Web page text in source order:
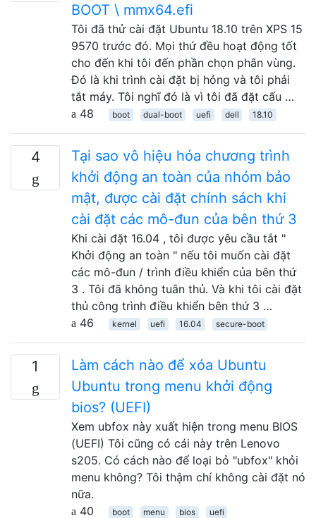
BOOT \ mmx64.efi
Tôi đã thử cài đặt Ubuntu 18.10 trên XPS 15
9570 trước đó. Mọi thứ đều hoạt động tốt
cho đến khi tôi đến phần chọn phân vùng.
Đó là khi trình cài đặt bị hỏng và tôi phải
tắt máy. Tôi nghĩ đó là vì tôi đã đặt cấu …
48
boot dual-boot uefi dell 18.10
4
Tại sao vô hiệu hóa chương trình
khởi động an toàn của nhóm bảo
mật, được cài đặt chính sách khi
cài đặt các mô-đun của bên thứ 3
Khi cài đặt 16.04 , tôi được yêu cầu tắt "
Khởi động an toàn " nếu tôi muốn cài đặt
các mô-đun / trình điều khiển của bên thứ
3 . Tôi đã không tuân thủ. Và khi tôi cài đặt
thủ công trình điều khiển bên thứ 3 …
46
kernel uefi 16.04 secure-boot
1
Làm cách nào để xóa Ubuntu
Ubuntu trong menu khởi động
bios? (UEFI)
Xem ubfox này xuất hiện trong menu BIOS
(UEFI) Tôi cũng có cái này trên Lenovo
s205. Có cách nào để loại bỏ "ubfox" khỏi
menu không? Tôi thậm chí không cài đặt nó
nữa.
40
boot menu bios uefi